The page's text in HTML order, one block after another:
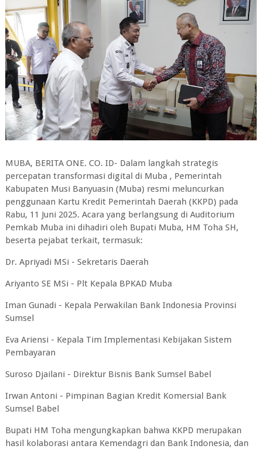
MUBA, BERITA ONE. CO. ID- Dalam langkah strategis
percepatan transformasi digital di Muba , Pemerintah
Kabupaten Musi Banyuasin (Muba) resmi meluncurkan
penggunaan Kartu Kredit Pemerintah Daerah (KKPD) pada
Rabu, 11 Juni 2025. Acara yang berlangsung di Auditorium
Pemkab Muba ini dihadiri oleh Bupati Muba, HM Toha SH,
beserta pejabat terkait, termasuk:
Dr. Apriyadi MSi - Sekretaris Daerah
Ariyanto SE MSi - Plt Kepala BPKAD Muba
Iman Gunadi - Kepala Perwakilan Bank Indonesia Provinsi
Sumsel
Eva Ariensi - Kepala Tim Implementasi Kebijakan Sistem
Pembayaran
Suroso Djailani - Direktur Bisnis Bank Sumsel Babel
Irwan Antoni - Pimpinan Bagian Kredit Komersial Bank
Sumsel Babel
Bupati HM Toha mengungkapkan bahwa KKPD merupakan
hasil kolaborasi antara Kemendagri dan Bank Indonesia, dan